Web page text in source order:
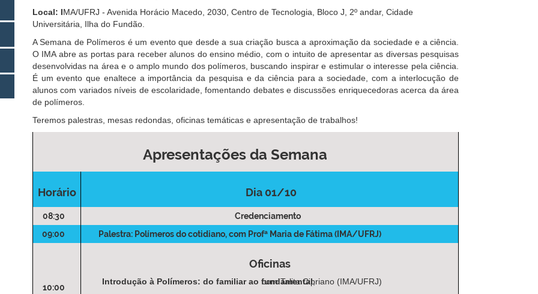
Local: IMA/UFRJ - Avenida Horácio Macedo, 2030, Centro de Tecnologia, Bloco J, 2º andar, Cidade
Universitária, Ilha do Fundão.
A Semana de Polímeros é um evento que desde a sua criação busca a aproximação da sociedade e a ciência.
O IMA abre as portas para receber alunos do ensino médio, com o intuito de apresentar as diversas pesquisas
desenvolvidas na área e o amplo mundo dos polímeros, buscando inspirar e estimular o interesse pela ciência.
É um evento que enaltece a importância da pesquisa e da ciência para a sociedade, com a interlocução de
alunos com variados níveis de escolaridade, fomentando debates e discussões enriquecedoras acerca da área
de polímeros.
Teremos palestras, mesas redondas, oficinas temáticas e apresentação de trabalhos!
Apresentações da Semana
Horário Dia 01/10
08:30
Credenciamento
09:00
Palestra: Polímeros do cotidiano, com Profª Maria de Fátima (IMA/UFRJ)
10:00
Oficinas
Introdução à Polímeros: do familiar ao fundamental,
com Talita Cipriano (IMA/UFRJ)